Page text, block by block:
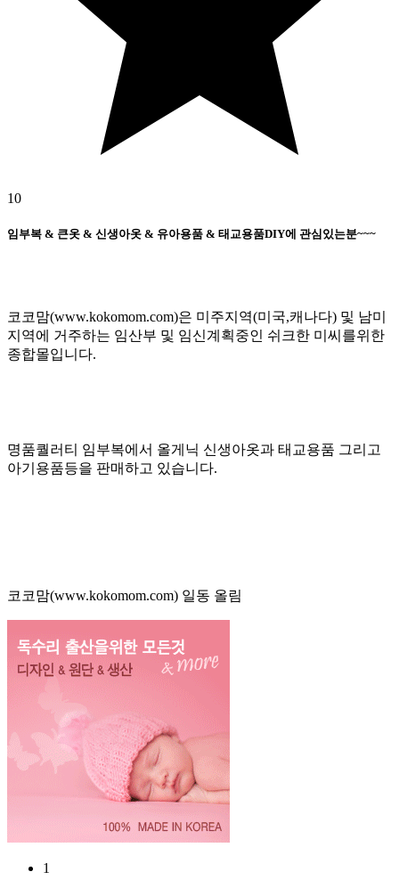
10
임부복 & 큰옷 & 신생아옷 & 유아용품 & 태교용품DIY에 관심있는분~~~
코코맘(www.kokomom.com)은 미주지역(미국,캐나다) 및 남미
지역에 거주하는 임산부 및 임신계획중인 쉬크한 미씨를위한
종합몰입니다.
명품퀄러티 임부복에서 올게닉 신생아옷과 태교용품 그리고
아기용품등을 판매하고 있습니다.
코코맘(www.kokomom.com) 일동 올림
1